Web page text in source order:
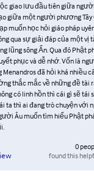
giao lưu đầu tiên giữa
giữa một người phương Tây
muốn học hỏi giáo pháp
qua sự giải đáp của một vị
lũng sông Ấn. Qua đó Phật
phục và dễ nhớ. Vốn là
Menandros đã hỏi khá nhiều
thắc mắc về những đề tài
có linh hồn thì cái gì sẽ tái
ta thì ai đang trò chuyện với
Âu muốn tìm hiểu Phật
0
found this